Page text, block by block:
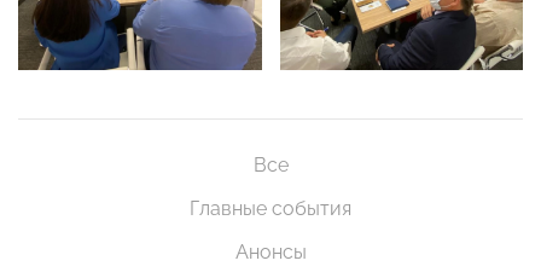
Все
Главные события
Анонсы